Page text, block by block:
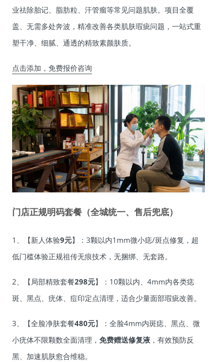
业祛除胎记、脂肪粒、汗管瘤等常见问题肌肤。项目全覆
盖、无需多处奔波，精准改善各类肌肤瑕疵问题，一站式重
塑干净、细腻、通透的精致素颜肤质。
点击添加，免费报价咨询
门店正规明码套餐（全城统一、售后兜底）
1、【新人体验9元】：3颗以内1mm微小痣/斑点修复，超
低门槛体验正规祖传无痕技术，无捆绑、无套路。
2、【局部精致套餐298元】：10颗以内、4mm内各类痣
斑、黑点、疣体、痘印定点清理，适合少量面部瑕疵改善。
3、【全脸净肤套餐480元】：全脸4mm内斑痣、黑点、微
小疣体不限颗数全面清理， 免费赠送修复液 ，有效预防反
黑、加速肌肤愈合维稳。